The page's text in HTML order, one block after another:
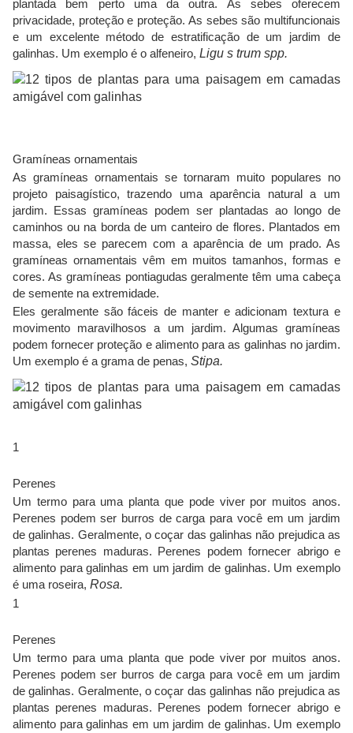
plantada bem perto uma da outra. As sebes oferecem
privacidade, proteção e proteção. As sebes são multifuncionais
e um excelente método de estratificação de um jardim de
galinhas. Um exemplo é o alfeneiro, Ligu s trum spp.
Gramíneas ornamentais
As gramíneas ornamentais se tornaram muito populares no
projeto paisagístico, trazendo uma aparência natural a um
jardim. Essas gramíneas podem ser plantadas ao longo de
caminhos ou na borda de um canteiro de flores. Plantados em
massa, eles se parecem com a aparência de um prado. As
gramíneas ornamentais vêm em muitos tamanhos, formas e
cores. As gramíneas pontiagudas geralmente têm uma cabeça
de semente na extremidade.
Eles geralmente são fáceis de manter e adicionam textura e
movimento maravilhosos a um jardim. Algumas gramíneas
podem fornecer proteção e alimento para as galinhas no jardim.
Um exemplo é a grama de penas, Stipa.
1
Perenes
Um termo para uma planta que pode viver por muitos anos.
Perenes podem ser burros de carga para você em um jardim
de galinhas. Geralmente, o coçar das galinhas não prejudica as
plantas perenes maduras. Perenes podem fornecer abrigo e
alimento para galinhas em um jardim de galinhas. Um exemplo
é uma roseira, Rosa.
1
Perenes
Um termo para uma planta que pode viver por muitos anos.
Perenes podem ser burros de carga para você em um jardim
de galinhas. Geralmente, o coçar das galinhas não prejudica as
plantas perenes maduras. Perenes podem fornecer abrigo e
alimento para galinhas em um jardim de galinhas. Um exemplo